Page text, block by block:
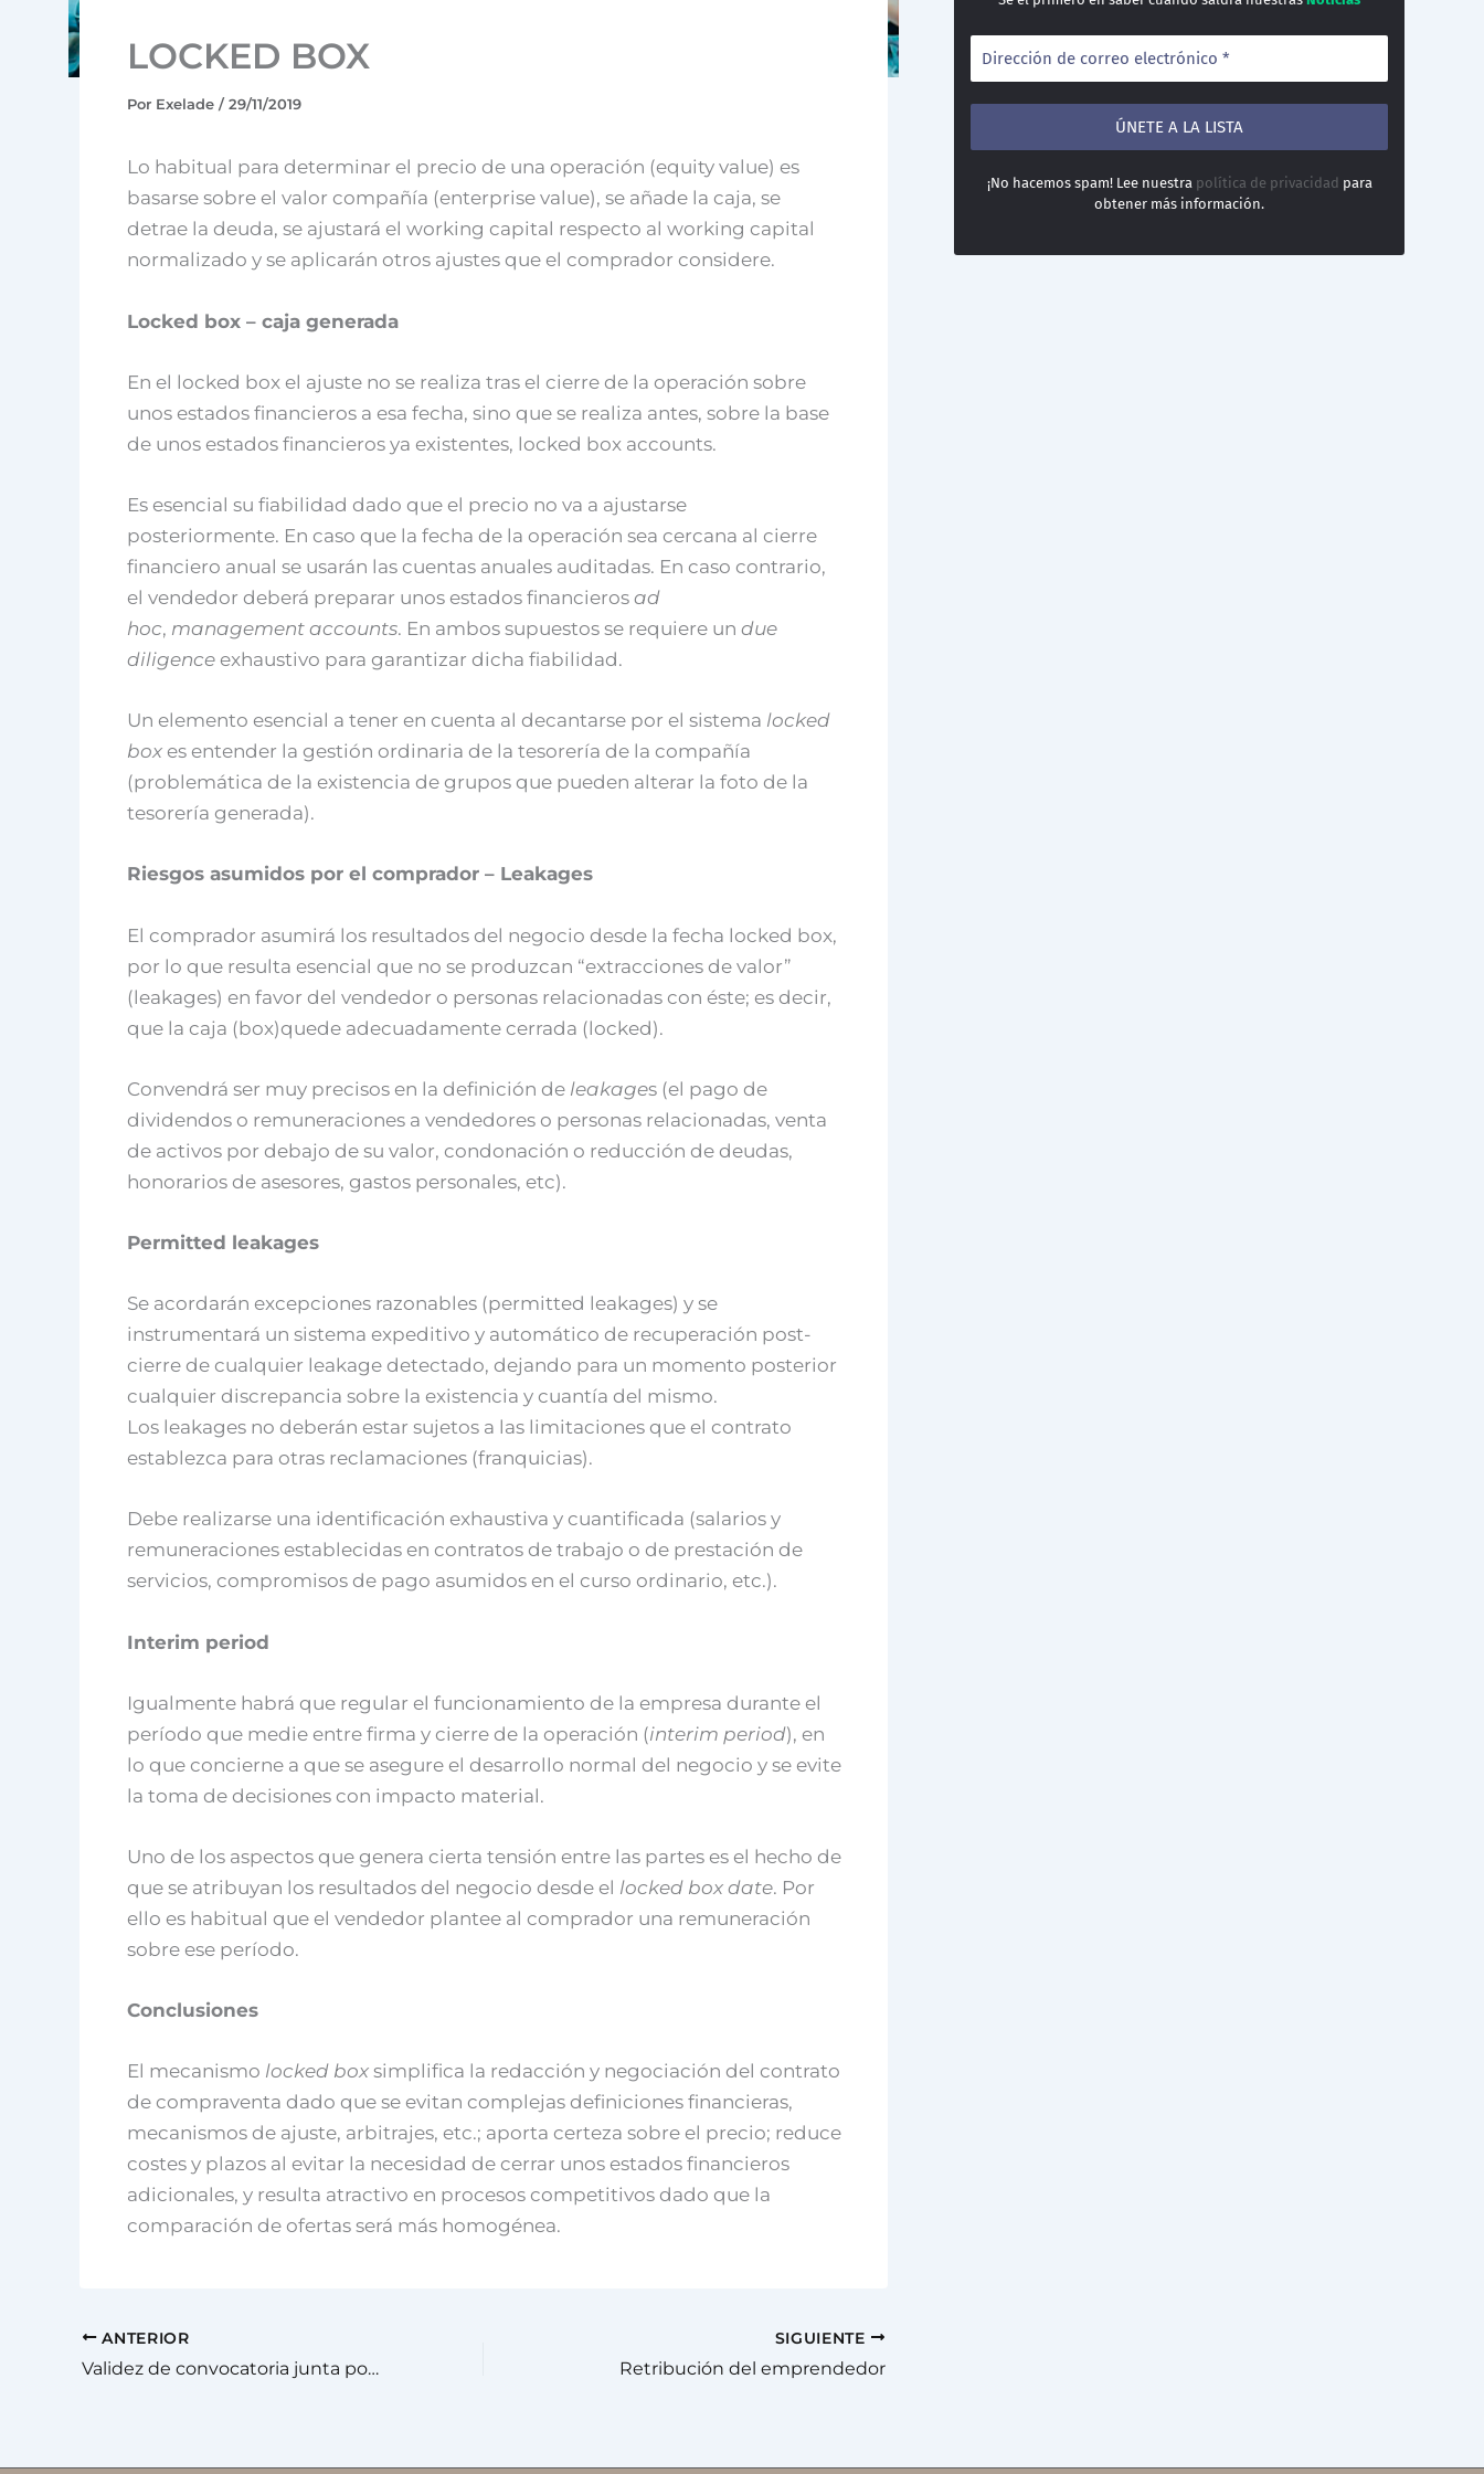
LOCKED BOX
Por Exelade /29/11/2019
Lo habitual para determinar el precio de una operación (equity value) es
basarse sobre el valor compañía (enterprise value), se añade la caja, se
detrae la deuda, se ajustará el working capital respecto al working capital
normalizado y se aplicarán otros ajustes que el comprador considere.
Locked box – caja generada
En el locked box el ajuste no se realiza tras el cierre de la operación sobre
unos estados financieros a esa fecha, sino que se realiza antes, sobre la base
de unos estados financieros ya existentes, locked box accounts.
Es esencial su fiabilidad dado que el precio no va a ajustarse
posteriormente. En caso que la fecha de la operación sea cercana al cierre
financiero anual se usarán las cuentas anuales auditadas. En caso contrario,
el vendedor deberá preparar unos estados financieros ad
hoc, management accounts. En ambos supuestos se requiere un due
diligenceexhaustivo para garantizar dicha fiabilidad.
Un elemento esencial a tener en cuenta al decantarse por el sistema locked
boxes entender la gestión ordinaria de la tesorería de la compañía
(problemática de la existencia de grupos que pueden alterar la foto de la
tesorería generada).
Riesgos asumidos por el comprador – Leakages
El comprador asumirá los resultados del negocio desde la fecha locked box,
por lo que resulta esencial que no se produzcan “extracciones de valor”
(leakages) en favor del vendedor o personas relacionadas con éste; es decir,
que la caja (box)quede adecuadamente cerrada (locked).
Convendrá ser muy precisos en la definición de leakages (el pago de
dividendos o remuneraciones a vendedores o personas relacionadas, venta
de activos por debajo de su valor, condonación o reducción de deudas,
honorarios de asesores, gastos personales, etc).
Permitted leakages
Se acordarán excepciones razonables (permitted leakages) y se
instrumentará un sistema expeditivo y automático de recuperación post-
cierre de cualquier leakage detectado, dejando para un momento posterior
cualquier discrepancia sobre la existencia y cuantía del mismo.
Los leakages no deberán estar sujetos a las limitaciones que el contrato
establezca para otras reclamaciones (franquicias).
Debe realizarse una identificación exhaustiva y cuantificada (salarios y
remuneraciones establecidas en contratos de trabajo o de prestación de
servicios, compromisos de pago asumidos en el curso ordinario, etc.).
Interim period
Igualmente habrá que regular el funcionamiento de la empresa durante el
período que medie entre firma y cierre de la operación (interim period), en
lo que concierne a que se asegure el desarrollo normal del negocio y se evite
la toma de decisiones con impacto material.
Uno de los aspectos que genera cierta tensión entre las partes es el hecho de
que se atribuyan los resultados del negocio desde el locked box date. Por
ello es habitual que el vendedor plantee al comprador una remuneración
sobre ese período.
Conclusiones
El mecanismo locked boxsimplifica la redacción y negociación del contrato
de compraventa dado que se evitan complejas definiciones financieras,
mecanismos de ajuste, arbitrajes, etc.; aporta certeza sobre el precio; reduce
costes y plazos al evitar la necesidad de cerrar unos estados financieros
adicionales, y resulta atractivo en procesos competitivos dado que la
comparación de ofertas será más homogénea.
ANTERIOR
Validez de convocatoria junta por MAIL
SIGUIENTE
Retribución del emprendedor
¡No hacemos spam! Lee nuestra política de privacidad para
obtener más información.